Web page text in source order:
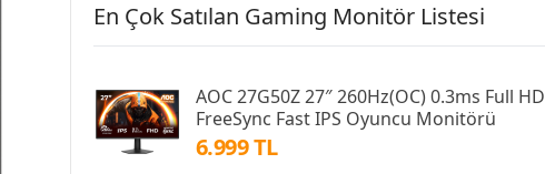
En Çok Satılan Gaming Monitör Listesi
AOC 27G50Z 27″ 260Hz(OC) 0.3ms Full HD
FreeSync Fast IPS Oyuncu Monitörü
6.999 TL